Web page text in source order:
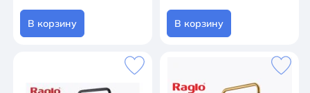
В корзину В корзину